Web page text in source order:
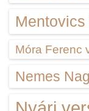
Móra Ferenc
Nemes